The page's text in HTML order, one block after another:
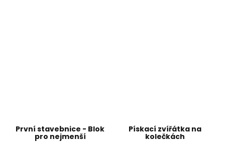
První stavebnice - Blok
pro nejmenší
Pískací zvířátka na
kolečkách